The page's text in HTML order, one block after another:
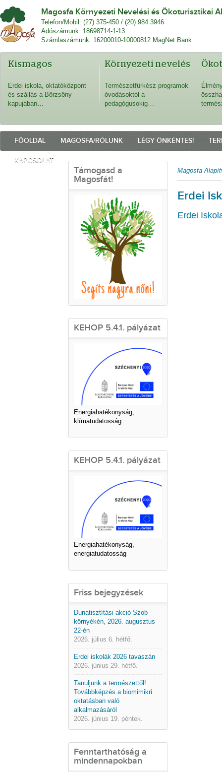
Magosfa Környezeti Nevelési és Ökoturisztikai
Telefon/Mobil: (27) 375-450 / (20) 984 3946
Adószámunk: 18698714-1-13
Számlaszámunk: 16200010-10000812 MagNet Bank
Kismagos
Erdei iskola, oktatóközpont
és szállás a Börzsöny
kapujában…
Környezeti nevelés
Természetfürkész programok
óvodásoktól a
pedagógusokig…
FŐOLDAL MAGOSFA/RÓLUNK LÉGY ÖNKÉNTES!
KAPCSOLAT
Támogasd a
Magosfát!
KEHOP 5.4.1. pályázat
Energiahatékonyság,
klímatudatosság
KEHOP 5.4.1. pályázat
Energiahatékonyság,
energiatudatosság
Friss bejegyzések
Dunatisztítási akció Szob
környékén, 2026. augusztus
22-én
2026. július 6. hétfő.
Erdei iskolák 2026 tavaszán
2026. június 29. hétfő.
Tanuljunk a természettől!
Továbbképzés a biomimikri
oktatásban való
alkalmazásáról
2026. június 19. péntek.
Fenntarthatóság a
mindennapokban
Magosfa
Erdei
Erdei